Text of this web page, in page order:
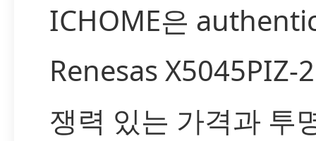
ICHOME은
Renesas X5045PIZ-
쟁력 있는 가격과 투